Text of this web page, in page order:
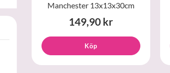
Manchester 13x13x30cm
149,90 kr
Köp